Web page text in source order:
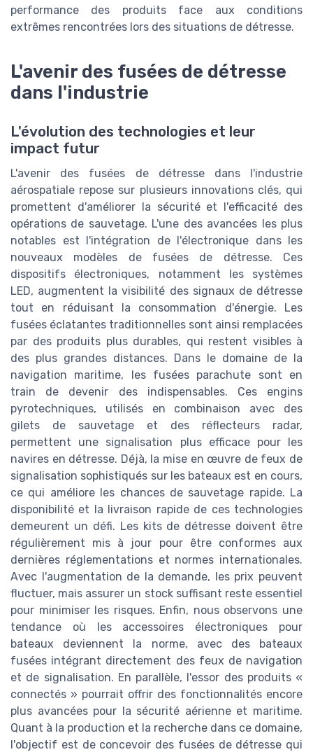
performance des produits face aux conditions
extrêmes rencontrées lors des situations de détresse.
L'avenir des fusées de détresse
dans l'industrie
L'évolution des technologies et leur
impact futur
L'avenir des fusées de détresse dans l'industrie
aérospatiale repose sur plusieurs innovations clés, qui
promettent d'améliorer la sécurité et l'efficacité des
opérations de sauvetage. L'une des avancées les plus
notables est l'intégration de l'électronique dans les
nouveaux modèles de fusées de détresse. Ces
dispositifs électroniques, notamment les systèmes
LED, augmentent la visibilité des signaux de détresse
tout en réduisant la consommation d'énergie. Les
fusées éclatantes traditionnelles sont ainsi remplacées
par des produits plus durables, qui restent visibles à
des plus grandes distances. Dans le domaine de la
navigation maritime, les fusées parachute sont en
train de devenir des indispensables. Ces engins
pyrotechniques, utilisés en combinaison avec des
gilets de sauvetage et des réflecteurs radar,
permettent une signalisation plus efficace pour les
navires en détresse. Déjà, la mise en œuvre de feux de
signalisation sophistiqués sur les bateaux est en cours,
ce qui améliore les chances de sauvetage rapide. La
disponibilité et la livraison rapide de ces technologies
demeurent un défi. Les kits de détresse doivent être
régulièrement mis à jour pour être conformes aux
dernières réglementations et normes internationales.
Avec l'augmentation de la demande, les prix peuvent
fluctuer, mais assurer un stock suffisant reste essentiel
pour minimiser les risques. Enfin, nous observons une
tendance où les accessoires électroniques pour
bateaux deviennent la norme, avec des bateaux
fusées intégrant directement des feux de navigation
et de signalisation. En parallèle, l'essor des produits «
connectés » pourrait offrir des fonctionnalités encore
plus avancées pour la sécurité aérienne et maritime.
Quant à la production et la recherche dans ce domaine,
l'objectif est de concevoir des fusées de détresse qui